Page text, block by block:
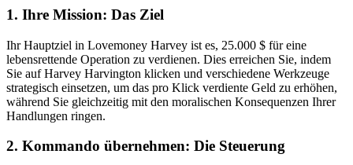
1. Ihre Mission: Das Ziel
Ihr Hauptziel in Lovemoney Harvey ist es, 25.000 $ für eine
lebensrettende Operation zu verdienen. Dies erreichen Sie, indem
Sie auf Harvey Harvington klicken und verschiedene Werkzeuge
strategisch einsetzen, um das pro Klick verdiente Geld zu erhöhen,
während Sie gleichzeitig mit den moralischen Konsequenzen Ihrer
Handlungen ringen.
2. Kommando übernehmen: Die Steuerung